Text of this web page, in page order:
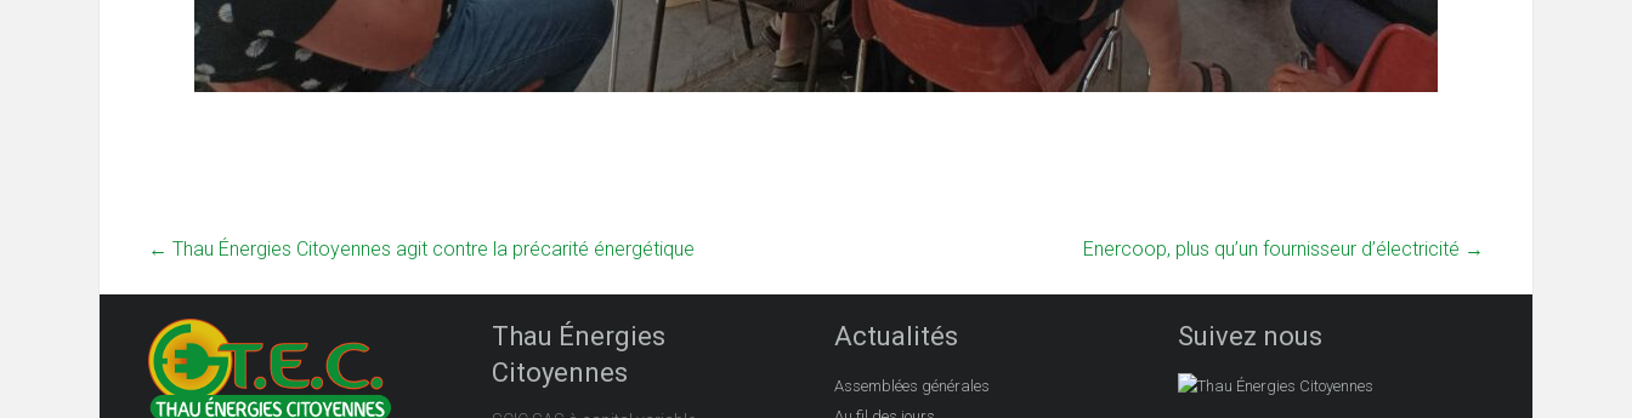
← Thau Énergies Citoyennes agit contre la précarité énergétique Enercoop, plus qu’un fournisseur d’électricité →
Thau Énergies
Citoyennes
Actualités
Assemblées générales
Suivez nous